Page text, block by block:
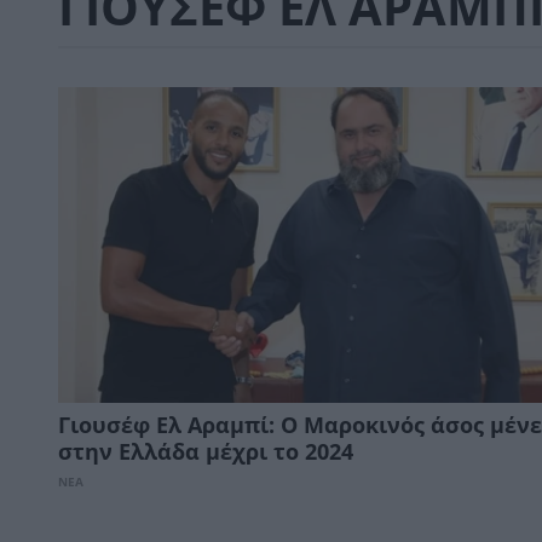
Γιουσέφ Ελ Αραμπί: Ο Μαροκινός άσος
στην Ελλάδα μέχρι το 2024
ΝΕΑ